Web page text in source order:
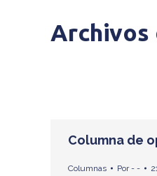
Archivos
Columna de
Columnas Por- -